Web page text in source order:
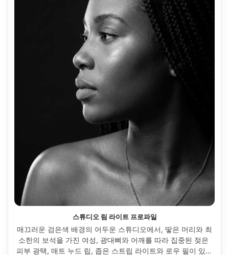
스튜디오 림 라이트 프로파일
매끄러운 검은색 배경의 어두운 스튜디오에서, 땋은 머리와 최
소한의 보석을 가진 여성, 광대뼈와 어깨를 따라 집중된 젖은
피부 광택, 매트 누드 립, 좁은 스트립 라이트와 로우 필이 있는